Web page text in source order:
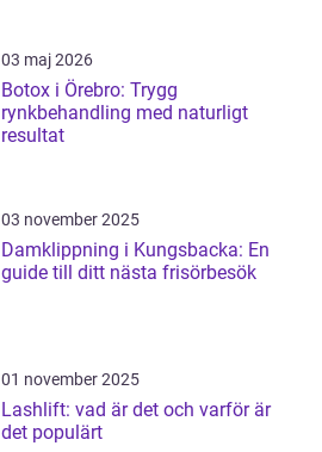
03 maj 2026
Botox i Örebro: Trygg
rynkbehandling med naturligt
resultat
03 november 2025
Damklippning i Kungsbacka: En
guide till ditt nästa frisörbesök
01 november 2025
Lashlift: vad är det och varför är
det populärt